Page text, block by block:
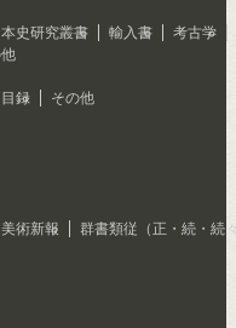
本史研究叢書 輸入書
考古学
目録
その他
美術新報
群書類従（正・続・続